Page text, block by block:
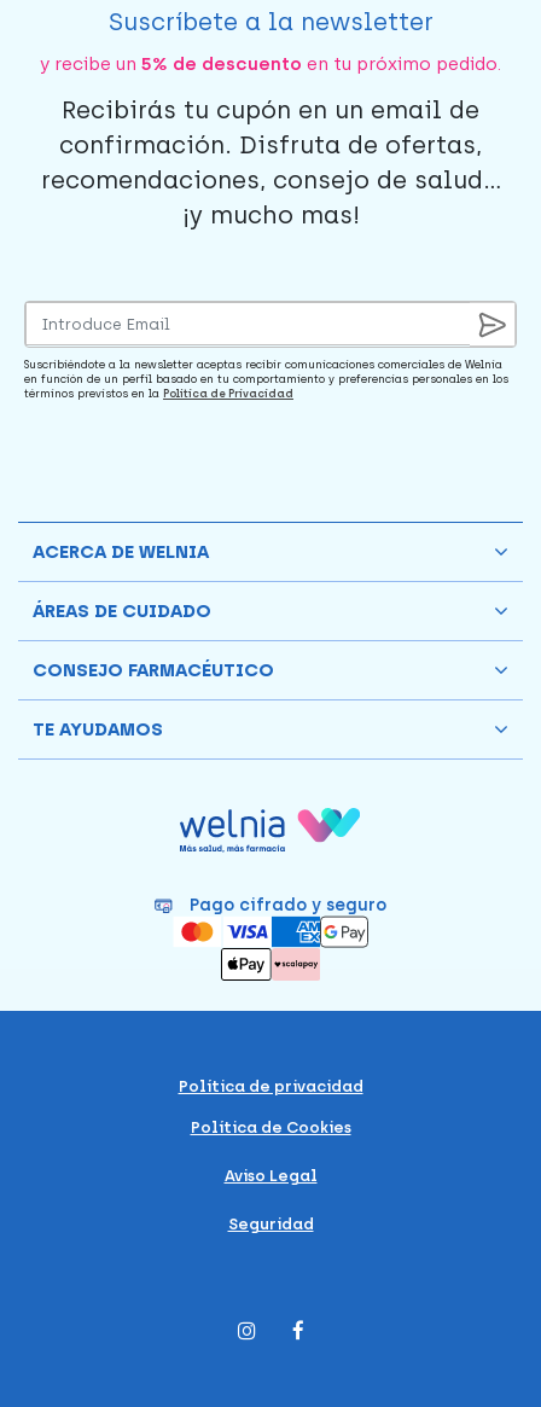
Suscríbete a la newsletter
y recibe un 5% de descuento en tu próximo pedido.
Recibirás tu cupón en un email de
confirmación. Disfruta de ofertas,
recomendaciones, consejo de salud...
¡y mucho mas!
Suscribiéndote a la newsletter aceptas recibir comunicaciones comerciales de Welnia
en función de un perfil basado en tu comportamiento y preferencias personales en los
términos previstos en la Política de Privacidad
Pago cifrado y seguro
ACERCA DE WELNIA
ÁREAS DE CUIDADO
CONSEJO FARMACÉUTICO
TE AYUDAMOS
Política de privacidad
Política de Cookies
Aviso Legal
Seguridad